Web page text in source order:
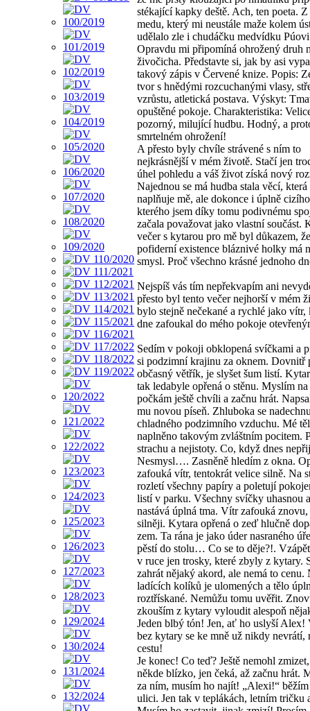
stékající kapky deště. Ach, ten poeta.
medu, který mi neustále maže kolem
udělalo zle i chudáčku medvídku
Opravdu mi připomíná ohrožený druh
živočicha. Představte si, jak by asi
takový zápis v Červené knize. Popis:
tvor s hnědými rozcuchanými vlasy,
vzrůstu, atletická postava. Výskyt:
opuštěné pokoje. Charakteristika:
pozorný, milující hudbu. Hodný, a
smrtelném ohrožení!
A přesto byly chvíle strávené s ním to
nejkrásnější v mém životě. Stačí jen
úhel pohledu a váš život získá nový
Najednou se má hudba stala věcí, která
naplňuje mě, ale dokonce i úplně
kterého jsem díky tomu podivnému
začala považovat jako vlastní součást.
večer s kytarou pro mě byl důkazem,
pofiderní existence bláznivé holky má
smysl. Proč všechno krásné jednoho
Nejspíš vás tím nepřekvapím ani
přesto byl tento večer nejhorší v mém
bylo stejně nečekané a rychlé jako vítr,
dne zafoukal do mého pokoje
Sedím v pokoji obklopená svíčkami a
si podzimní krajinu za oknem. Dovnitř
občasný větřík, je slyšet šum listí.
tak ledabyle opřená o stěnu. Myslím
počkám ještě chvíli a začnu hrát.
mu novou píseň. Zhluboka se
chladného podzimního vzduchu. Mé
naplněno takovým zvláštním pocitem.
strachu a nejistoty. Co, když dnes
Nesmysl…. Zasněně hledím z okna.
zafouká vítr, tentokrát velice silně. Na
rozletí všechny papíry a poletují
listí v parku. Všechny svíčky uhasnou
nastává úplná tma. Vítr zafouká znovu,
silněji. Kytara opřená o zeď hlučně
zem. Ta rána je jako úder nasraného
pěstí do stolu… Co se to děje?!.
v ruce jen trosky, které zbyly z kytary.
zahrát nějaký akord, ale nemá to cenu.
ladících kolíků je ulomených a tělo
roztřískané. Nemůžu tomu uvěřit.
zkouším z kytary vyloudit alespoň
Jeden blbý tón! Jen, ať ho uslyší Alex!
bez kytary se ke mně už nikdy nevrátí,
cestu!
Je konec! Co teď? Ještě nemohl
někde blízko, jen čeká, až začnu hrát.
za ním, musím ho najít! „Alexi!“
ulici. Jen tak v teplákách, letním tričku